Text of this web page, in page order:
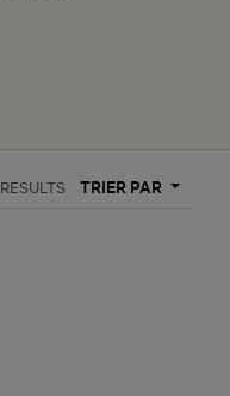
RESULTS TRIER PAR